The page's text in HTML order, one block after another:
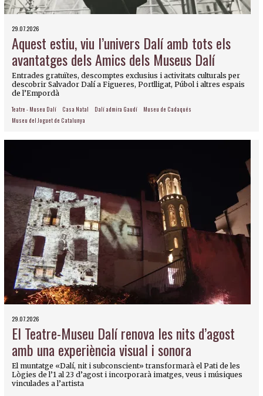
29.07.2026
Aquest estiu, viu l’univers Dalí amb tots els
avantatges dels Amics dels Museus Dalí
Entrades gratuïtes, descomptes exclusius i activitats culturals per
descobrir Salvador Dalí a Figueres, Portlligat, Púbol i altres espais
de l’Empordà
Teatre - Museu Dalí Casa Natal Dalí admira Gaudí
Museu de Cadaqués
Museu del Joguet de Catalunya
29.07.2026
El Teatre-Museu Dalí renova les nits d’agost
amb una experiència visual i sonora
El muntatge «Dalí, nit i subconscient» transformarà el Pati de les
Lògies de l’1 al 23 d’agost i incorporarà imatges, veus i músiques
vinculades a l’artista